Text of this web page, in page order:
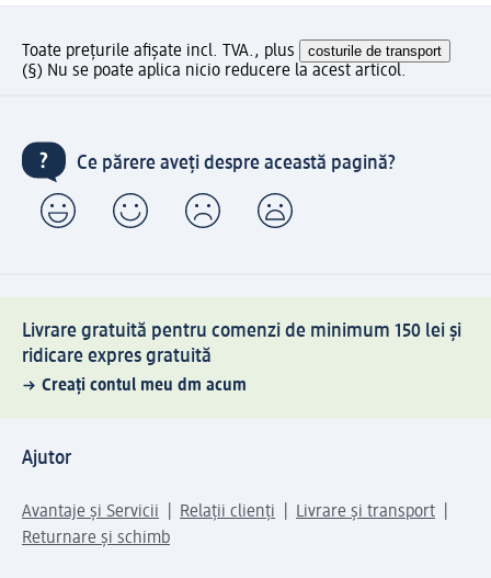
Toate prețurile afișate incl. TVA., plus costurile de transport
(§) Nu se poate aplica nicio reducere la acest articol.
Ce părere aveți despre această pagină?
Livrare gratuită pentru comenzi de minimum 150 lei și
ridicare expres gratuită
Creați contul meu dm acum
Ajutor
Avantaje și Servicii Relații clienți
Livrare și transport
Returnare și schimb